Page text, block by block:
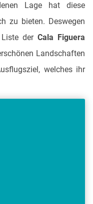
Lage hat diese
zu bieten. Deswegen
der Cala Figuera
Landschaften
welches ihr